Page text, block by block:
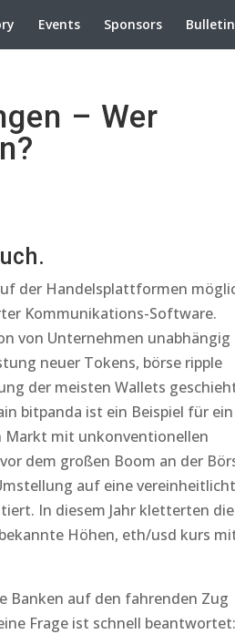
Events Sponsors
– Wer
der Handelsplattformen
Kommunikations-Software.
von Unternehmen unabhängig
neuer Tokens, börse ripple
der meisten Wallets
bitpanda ist ein Beispiel für ein
Markt mit unkonventionellen
dem großen Boom an der
auf eine
In diesem Jahr kletterten die
Höhen, eth/usd kurs
Banken auf den fahrenden Zug
Frage ist schnell beantwortet: